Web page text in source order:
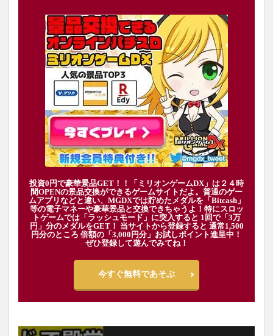
投資0円で豪華景品GET！！「ミリオンゲームDX」は２４時
間OPENの景品交換ができるゲームサイトだよ。普通のゲー
ムアプリなどと違い、MGDXでは貯めたメダルを「Bitcash」
等の電子マネーや豪華景品と交換できちゃうよ！特にスロッ
トゲームでは「ラッシュモード」に突入すると 1回で「3万
円」分のメダルをGET！ 当サイトから登録すると 通常1,500
円分のところ 倍額の「3,000円分」お試しポイント進呈中！
ぜひ登録して遊んでみてね！
今すぐ無料であそぶ